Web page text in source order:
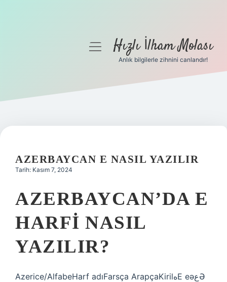
Gizlilik Politikası
Yasal Uyarı
menüyüHızlı İlham Molası
Anlık bilgilerle zihnini canlandır!
AZERBAYCAN E NASIL YAZILIR
Tarih: Kasım 7, 2024
AZERBAYCAN’DA E
HARFI NASIL
YAZILIR?
Azerice/AlfabeHarf adıFarsça ArapçaKirilﻩЕ еəعƏ